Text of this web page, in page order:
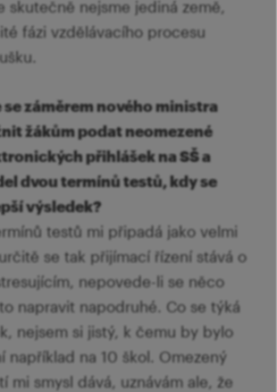
skutečně nejsme jediná země,
fázi vzdělávacího procesu
se záměrem nového ministra
žákům podat neomezené
přihlášek na SŠ a
dvou termínů testů, kdy se
výsledek?
testů mi připadá jako velmi
se tak přijímací řízení stává o
nepovede-li se něco
napravit napodruhé. Co se týká
nejsem si jistý, k čemu by bylo
například na 10 škol. Omezený
mi smysl dává, uznávám ale, že